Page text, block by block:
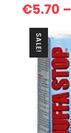
€5.70 –
SALE!